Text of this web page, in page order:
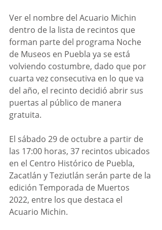
Ver el nombre del Acuario Michin
dentro de la lista de recintos que
forman parte del programa Noche
de Museos en Puebla ya se está
volviendo costumbre, dado que por
cuarta vez consecutiva en lo que va
del año, el recinto decidió abrir sus
puertas al público de manera
gratuita.
El sábado 29 de octubre a partir de
las 17:00 horas, 37 recintos ubicados
en el Centro Histórico de Puebla,
Zacatlán y Teziutlán serán parte de la
edición Temporada de Muertos
2022, entre los que destaca el
Acuario Michin.